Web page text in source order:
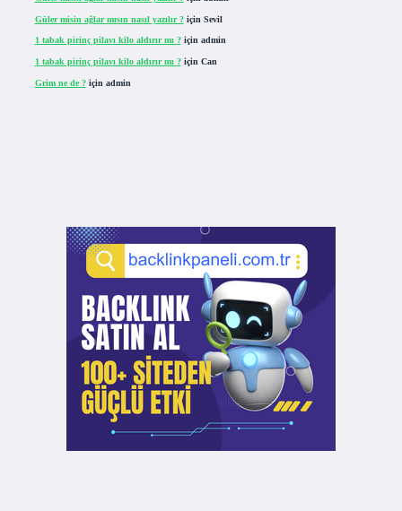
Güler misin ağlar mısın nasıl yazılır ?için Sevil
1 tabak pirinç pilavı kilo aldırır mı ?için admin
1 tabak pirinç pilavı kilo aldırır mı ?için Can
Grim ne de ?için admin